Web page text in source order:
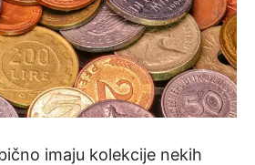
imaju kolekcije nekih